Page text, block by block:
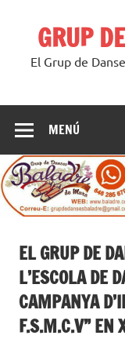
contenidoGRUP
El Grup de
MENÚ
EL GRUP DE
L’ESCOLA DE
CAMPANYA
F.S.M.C.V”